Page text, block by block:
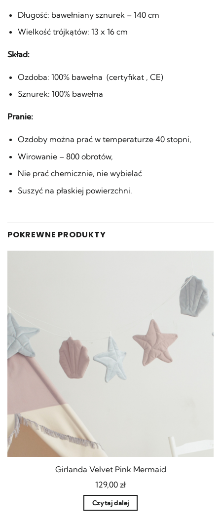
Długość: bawełniany sznurek – 140 cm
Wielkość trójkątów: 13 x 16 cm
Skład:
Ozdoba: 100% bawełna (certyfikat , CE)
Sznurek: 100% bawełna
Pranie:
Ozdoby można prać w temperaturze 40 stopni,
Wirowanie – 800 obrotów,
Nie prać chemicznie, nie wybielać
Suszyć na płaskiej powierzchni.
POKREWNE PRODUKTY
Girlanda Velvet Pink Mermaid
129,00 zł
Czytaj dalej